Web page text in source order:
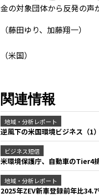
金の対象団体から反発の声
（藤田ゆり、加藤翔一）
（米国）
関連情報
地域・分析レポート
逆風下の米国環境ビジネス（1
ビジネス短信
米環境保護庁、自動車のTier4
地域・分析レポート
2025年ZEV新車登録前年比34.7